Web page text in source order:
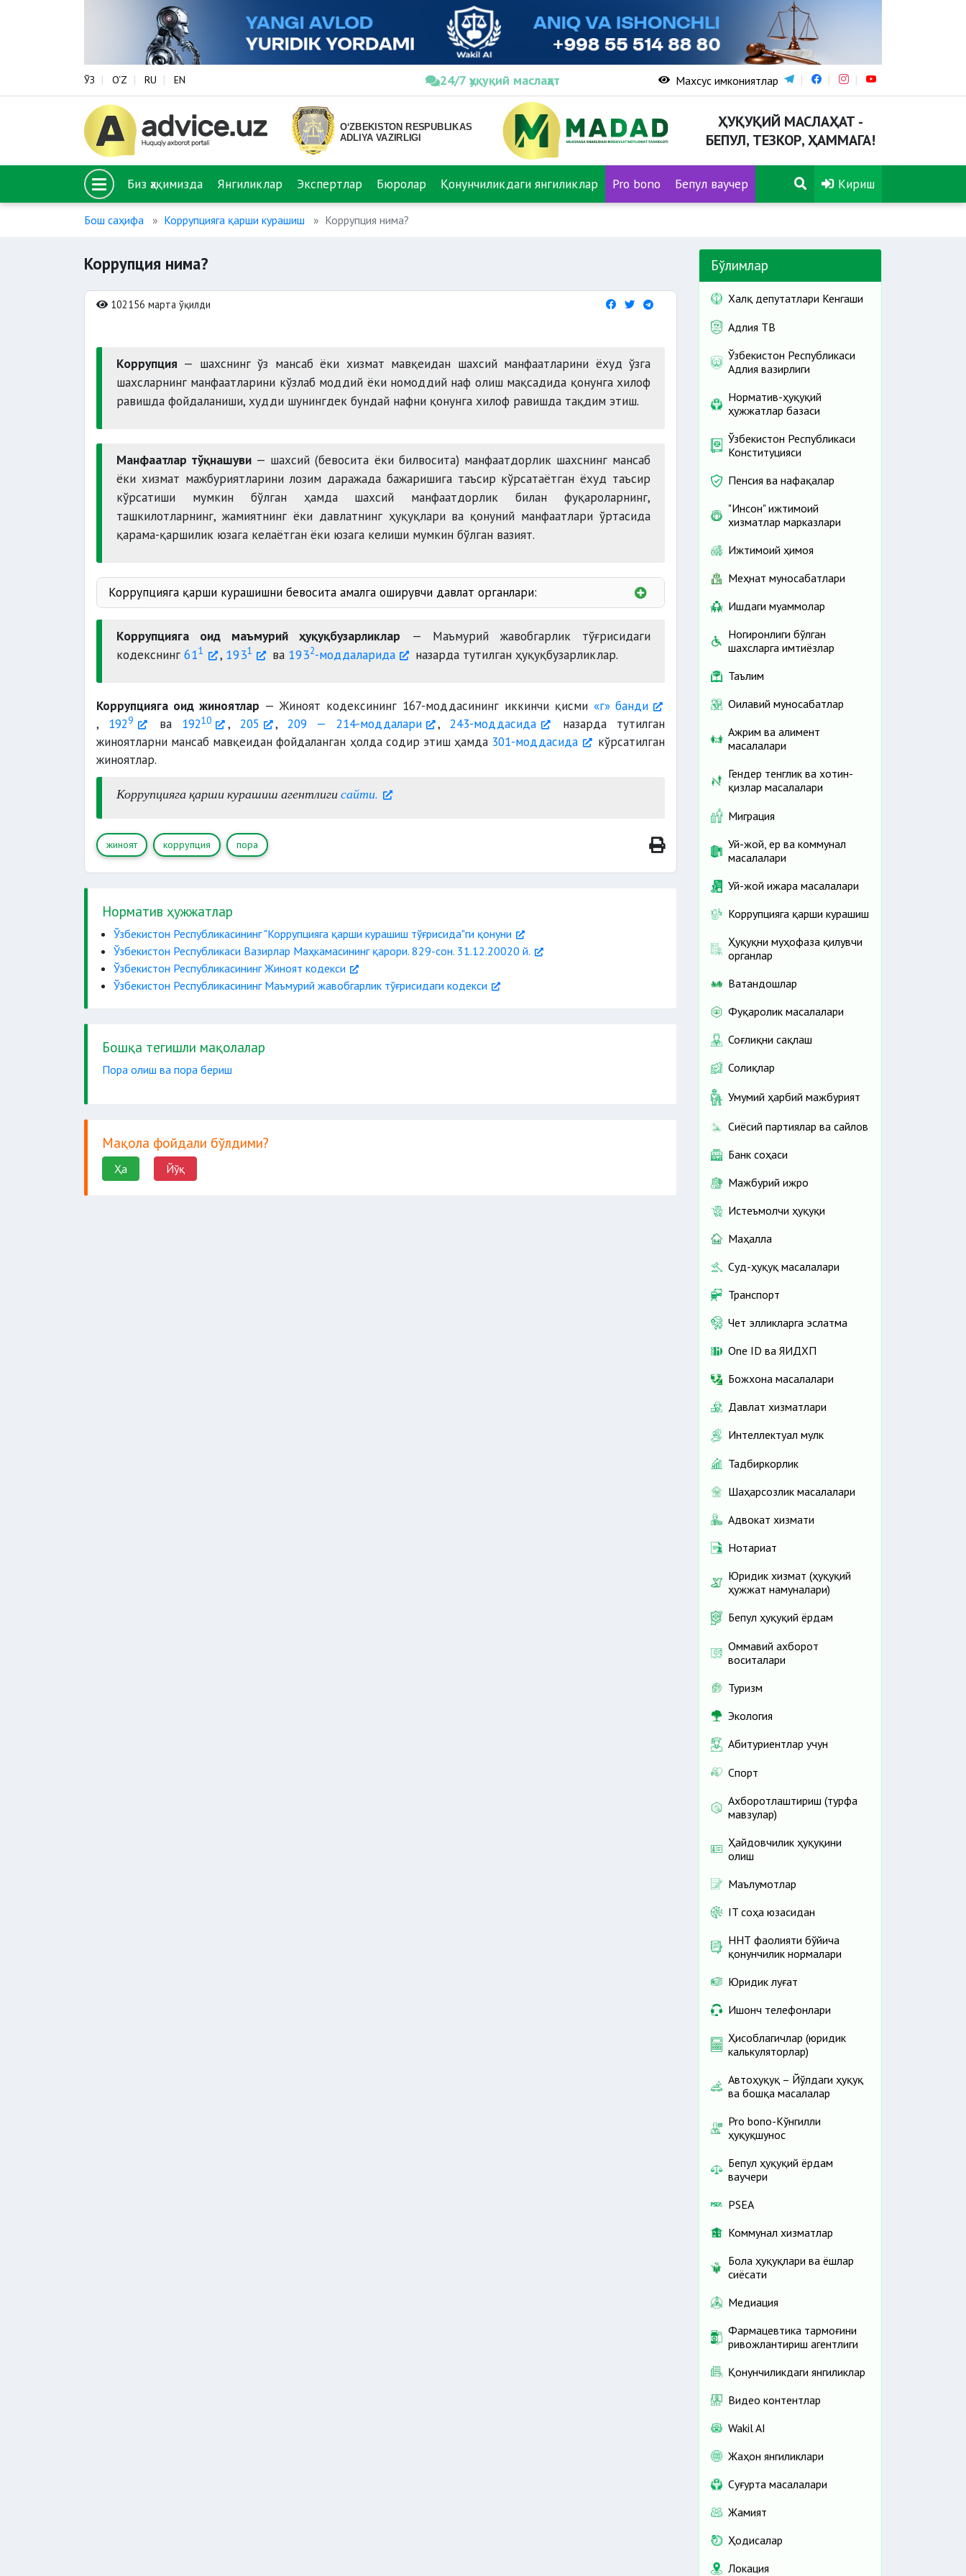
ЎЗ O‘Z RU EN 24/7 ҳуқуқий маслаҳат Махсус имкониятлар
ҲУҚУҚИЙ МАСЛАҲАТ -
БЕПУЛ, ТЕЗКОР, ҲАММАГА!
Биз ҳақимизда Янгиликлар Экспертлар Бюролар Қонунчиликдаги янгиликлар Pro bono Бепул ваучер Кириш
Бош саҳифа Коррупцияга қарши курашиш Коррупция нима?
Коррупция нима?
102156 марта ўқилди
Коррупция — шахснинг ўз мансаб ёки хизмат мавқеидан шахсий манфаатларини ёхуд ўзга
шахсларнинг манфаатларини кўзлаб моддий ёки номоддий наф олиш мақсадида қонунга хилоф
равишда фойдаланиши, худди шунингдек бундай нафни қонунга хилоф равишда тақдим этиш.
Манфаатлар тўқнашуви — шахсий (бевосита ёки билвосита) манфаатдорлик шахснинг мансаб
ёки хизмат мажбуриятларини лозим даражада бажаришига таъсир кўрсатаётган ёхуд таъсир
кўрсатиши мумкин бўлган ҳамда шахсий манфаатдорлик билан фуқароларнинг,
ташкилотларнинг, жамиятнинг ёки давлатнинг ҳуқуқлари ва қонуний манфаатлари ўртасида
қарама-қаршилик юзага келаётган ёки юзага келиши мумкин бўлган вазият.
Коррупцияга қарши курашишни бевосита амалга оширувчи давлат органлари:
Ички ишлар вазирлиги;
департаменти.
Коррупцияга оид маъмурий ҳуқуқбузарликлар — Маъмурий жавобгарлик тўғрисидаги
кодекснинг 611 , 1931 ва 1932-моддаларида назарда тутилган ҳуқуқбузарликлар.
Коррупцияга оид жиноятлар — Жиноят кодексининг 167-моддасининг иккинчи қисми «г» банди
, 1929 ва 19210 , 205 ,209 — 214-моддалари ,243-моддасида
назарда тутилган
жиноятларни мансаб мавқеидан фойдаланган ҳолда содир этиш ҳамда 301-моддасида
кўрсатилган
жиноятлар.
Коррупцияга қарши курашиш агентлигисайти.
жиноят коррупция пора
Норматив ҳужжатлар
Ўзбекистон Республикасининг "Коррупцияга қарши курашиш тўғрисида"ги қонуни
Ўзбекистон Республикаси Вазирлар Маҳкамасининг қарори. 829-сон. 31.12.20020 й.
Ўзбекистон Республикасининг Жиноят кодекси
Ўзбекистон Республикасининг Маъмурий жавобгарлик тўғрисидаги кодекси
Бошқа тегишли мақолалар
Пора олиш ва пора бериш
Мақола фойдали бўлдими?
Ҳа Йўқ
Бўлимлар
Халқ депутатлари Кенгаши
Адлия ТВ
Ўзбекистон Республикаси
Адлия вазирлиги
Норматив-ҳуқуқий
ҳужжатлар базаси
Ўзбекистон Республикаси
Конституцияси
Пенсия ва нафақалар
"Инсон" ижтимоий
хизматлар марказлари
Ижтимоий ҳимоя
Меҳнат муносабатлари
Ишдаги муаммолар
Ногиронлиги бўлган
шахсларга имтиёзлар
Таълим
Оилавий муносабатлар
Ажрим ва алимент
масалалари
Гендер тенглик ва хотин-
қизлар масалалари
Миграция
Уй-жой, ер ва коммунал
масалалари
Уй-жой ижара масалалари
Коррупцияга қарши курашиш
Ҳуқуқни муҳофаза қилувчи
органлар
Ватандошлар
Фуқаролик масалалари
Соғлиқни сақлаш
Солиқлар
Умумий ҳарбий мажбурият
Сиёсий партиялар ва сайлов
Банк соҳаси
Мажбурий ижро
Истеъмолчи ҳуқуқи
Маҳалла
Суд-ҳуқуқ масалалари
Транспорт
Чет элликларга эслатма
One ID ва ЯИДХП
Божхона масалалари
Давлат хизматлари
Интеллектуал мулк
Тадбиркорлик
Шаҳарсозлик масалалари
Адвокат хизмати
Нотариат
Юридик хизмат (ҳуқуқий
ҳужжат намуналари)
Бепул ҳуқуқий ёрдам
Оммавий ахборот
воситалари
Туризм
Экология
Абитуриентлар учун
Спорт
Ахборотлаштириш (турфа
мавзулар)
Ҳайдовчилик ҳуқуқини
олиш
Маълумотлар
IT соҳа юзасидан
ННТ фаолияти бўйича
қонунчилик нормалари
Юридик луғат
Ишонч телефонлари
Ҳисоблагичлар (юридик
калькуляторлар)
Автоҳуқуқ – Йўлдаги ҳуқуқ
ва бошқа масалалар
Pro bono-Кўнгилли
ҳуқуқшунос
Бепул ҳуқуқий ёрдам
ваучери
PSEA
Коммунал хизматлар
Бола ҳуқуқлари ва ёшлар
сиёсати
Медиация
Фармацевтика тармоғини
ривожлантириш агентлиги
Қонунчиликдаги янгиликлар
Видео контентлар
Wakil AI
Жаҳон янгиликлари
Cуғурта масалалари
Жамият
Ҳодисалар
Локация